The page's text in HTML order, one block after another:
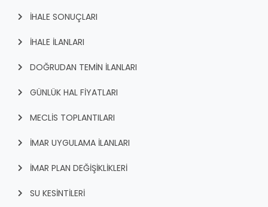
İHALE SONUÇLARI
İHALE İLANLARI
DOĞRUDAN TEMİN İLANLARI
GÜNLÜK HAL FİYATLARI
MECLİS TOPLANTILARI
İMAR UYGULAMA İLANLARI
İMAR PLAN DEĞİŞİKLİKLERİ
SU KESİNTİLERİ